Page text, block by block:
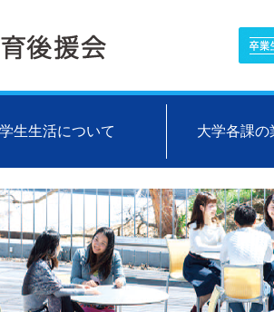
学生生活について 大学各課の